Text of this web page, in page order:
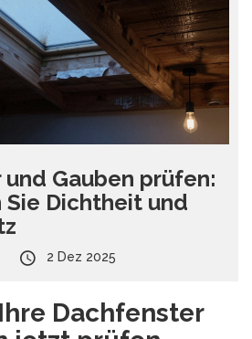
Gauben prüfen:
Sie Dichtheit und
2 Dez 2025
Dachfenster